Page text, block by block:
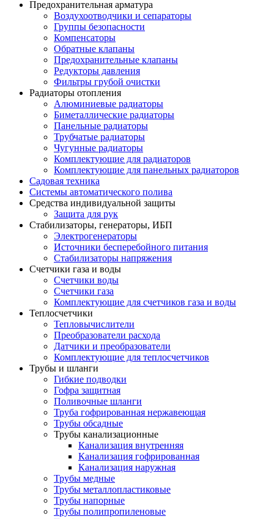
Предохранительная арматура
Воздухоотводчики и сепараторы
Группы безопасности
Компенсаторы
Обратные клапаны
Предохранительные клапаны
Редукторы давления
Фильтры грубой очистки
Радиаторы отопления
Алюминиевые радиаторы
Биметаллические радиаторы
Панельные радиаторы
Трубчатые радиаторы
Чугунные радиаторы
Комплектующие для радиаторов
Комплектующие для панельных радиаторов
Садовая техника
Системы автоматического полива
Средства индивидуальной защиты
Защита для рук
Стабилизаторы, генераторы, ИБП
Электрогенераторы
Источники бесперебойного питания
Стабилизаторы напряжения
Счетчики газа и воды
Счетчики воды
Счетчики газа
Комплектующие для счетчиков газа и воды
Теплосчетчики
Тепловычислители
Преобразователи расхода
Датчики и преобразователи
Комплектующие для теплосчетчиков
Трубы и шланги
Гибкие подводки
Гофра защитная
Поливочные шланги
Труба гофрированная нержавеющая
Трубы обсадные
Трубы канализационные
Канализация внутренняя
Канализация гофрированная
Канализация наружная
Трубы медные
Трубы металлопластиковые
Трубы напорные
Трубы полипропиленовые